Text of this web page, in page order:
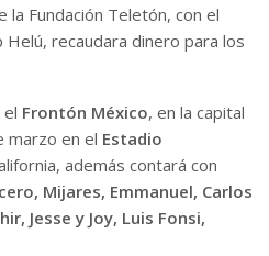
la Fundación Teletón, con el
Helú, recaudara dinero para los
Frontón México, en la capital
marzo en el Estadio
además contará con
Mijares, Emmanuel, Carlos
Jesse y Joy, Luis Fonsi,